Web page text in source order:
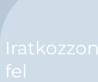
Iratkozzon
fel